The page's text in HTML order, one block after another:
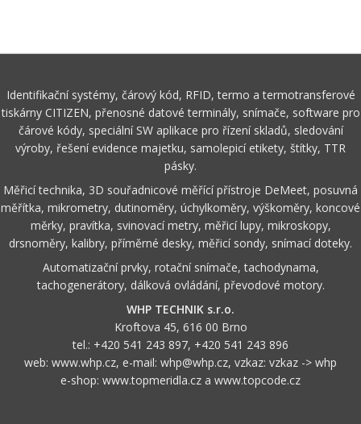
Identifikační systémy, čárový kód, RFID, termo a termotransferové
tiskárny CITIZEN, přenosné datové terminály, snímače, software pro
čárové kódy, speciální SW aplikace pro řízení skladů, sledování
výroby, řešení evidence majetku, samolepicí etikety, štítky, TTR
pásky.
Měřicí technika, 3D souřadnicové měřící přístroje DeMeet, posuvná
měřítka, mikrometry, dutinoměry, úchylkoměry, výškoměry, koncové
měrky, pravítka, svinovací metry, měřicí lupy, mikroskopy,
drsnoměry, kalibry, příměrné desky, měřicí sondy, snímací doteky.
Automatizační prvky, rotační snímače, tachodynama,
tachogenerátory, dálková ovládání, převodové motory.
WHP TECHNIK s.r.o.
Kroftova 45, 616 00 Brno
tel.: +420 541 243 897, +420 541 243 896
web: www.whp.cz, e-mail: whp@whp.cz, vzkaz: vzkaz -> whp
e-shop: www.topmeridla.cz a www.topcode.cz